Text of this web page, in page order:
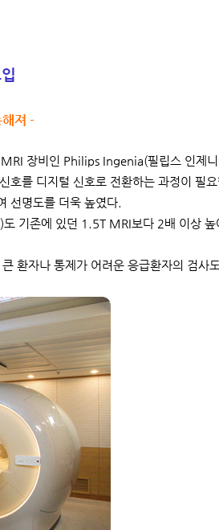
져 -
장비인 Philips Ingenia(필립스 인제
호를 디지털 신호로 전환하는 과정이 필
선명도를 더욱 높였다.
기존에 있던 1.5T MRI보다 2배 이상
환자나 통제가 어려운 응급환자의 검사